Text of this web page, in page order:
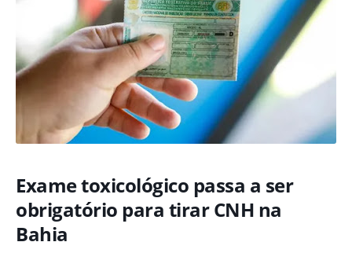
Exame toxicológico passa a ser
obrigatório para tirar CNH na
Bahia